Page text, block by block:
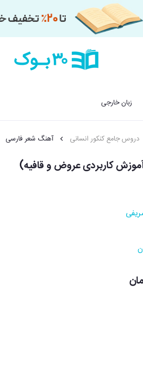
زبان خارجی
دروس جامع کنکور انسانی آهنگ شعر فارسی
کاربردی عروض و قافیه)